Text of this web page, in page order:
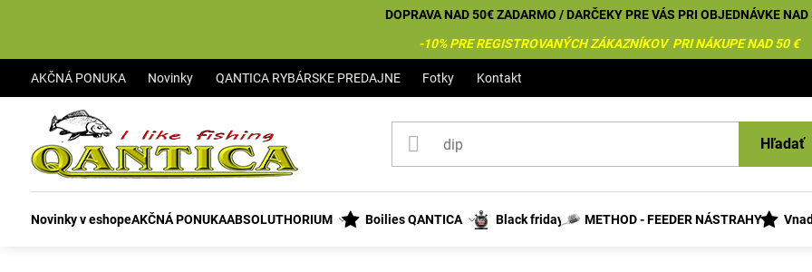
DOPRAVA NAD 50€ ZADARMO / DARČEKY PRE VÁS PRI OBJEDNÁVKE
-10% PRE REGISTROVANÝCH ZÁKAZNÍKOV PRI NÁKUPE NAD 50 €
AKČNÁ PONUKA Novinky QANTICA RYBÁRSKE PREDAJNE Fotky Kontakt
Hľadať
Novinky v eshopeAKČNÁ PONUKAABSOLUTHORIUM Boilies QANTICA Black friday METHOD - FEEDER NÁSTRAHY